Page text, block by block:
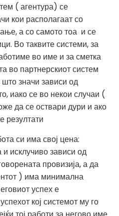
( агентура) се
кои располагаат со
а со самото тоа и се
Во таквите системи, за
во име и за сметка
во партнерскиот систем
што значи зависи од
иако се во некои случаи (
да се оствари дури и ако
резултати
си има свој цена:
исклучиво зависи од
провизија, а да
) има минимална
успех е
кој системот му го